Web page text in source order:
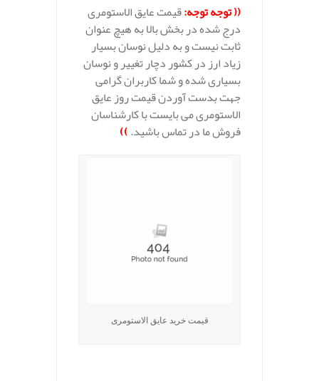
(( توجه توجه:قیمت عایق الاستومری
درج شده در بخش بالا به هیچ عنوان
ثابت نیست و به دلیل نوسان بسیار
زیاد ارز در کشور دچار تغییر و نوسان
بسیاری شده و شما کاربران گرامی
جهت بدست آوردن قیمت روز عایق
الاستومری می بایست با کارشناسان
فروش ما در تماس باشید.))
قیمت خرید عایق الاستومری